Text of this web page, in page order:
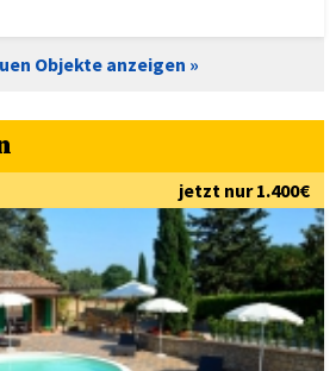
Objekte anzeigen
jetzt nur 1.400€